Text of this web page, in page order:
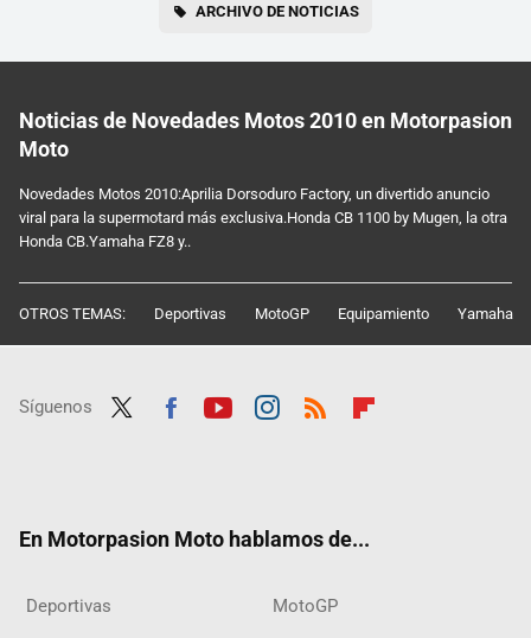
ARCHIVO DE NOTICIAS
Noticias de Novedades Motos 2010 en Motorpasion
Moto
Novedades Motos 2010:Aprilia Dorsoduro Factory, un divertido anuncio
viral para la supermotard más exclusiva.Honda CB 1100 by Mugen, la otra
Honda CB.Yamaha FZ8 y..
OTROS TEMAS: Deportivas MotoGP Equipamiento Yamaha
Síguenos
En Motorpasion Moto hablamos de...
Deportivas MotoGP